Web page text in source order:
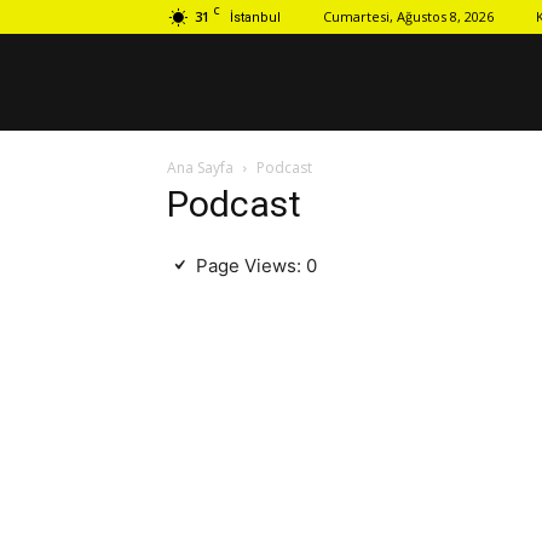
31 C İstanbul Cumartesi, Ağustos 8, 2026
Ana Sayfa Podcast
Podcast
Page Views: 0